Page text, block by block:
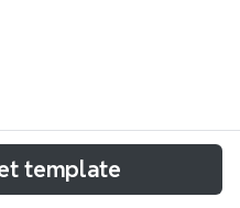
mental abrangente
da palavra
template